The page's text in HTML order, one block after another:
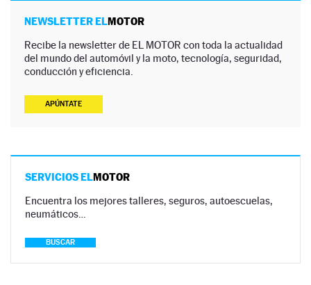
NEWSLETTER ELMOTOR
Recibe la newsletter de EL MOTOR con toda la actualidad
del mundo del automóvil y la moto, tecnología, seguridad,
conducción y eficiencia.
APÚNTATE
SERVICIOS ELMOTOR
Encuentra los mejores talleres, seguros, autoescuelas,
neumáticos…
BUSCAR